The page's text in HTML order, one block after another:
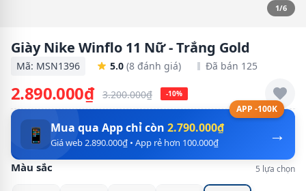
1/6
Giày Nike Winflo 11 Nữ - Trắng Gold
Mã: MSN1396 5.0 (8 đánh giá) Đã bán 125
2.890.000₫ 3.200.000₫ -10%
APP -100K
→
📱 Mua qua App chỉ còn 2.790.000₫
Giá web 2.890.000₫ • App rẻ hơn 100.000₫
Màu sắc 5 lựa chọn